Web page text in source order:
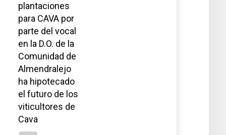
plantaciones
para CAVA por
parte del vocal
en la D.O. de la
Comunidad de
Almendralejo
ha hipotecado
el futuro de los
viticultores de
Cava